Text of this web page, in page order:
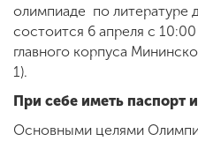
Приемная
комиссия
+7 (831) 262-26-20
олимпиаде по литературе
состоится 6 апреля с
главного корпуса
1).
При себе иметь паспорт
Основными целями